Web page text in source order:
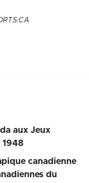
aux Jeux
1948
canadienne
du